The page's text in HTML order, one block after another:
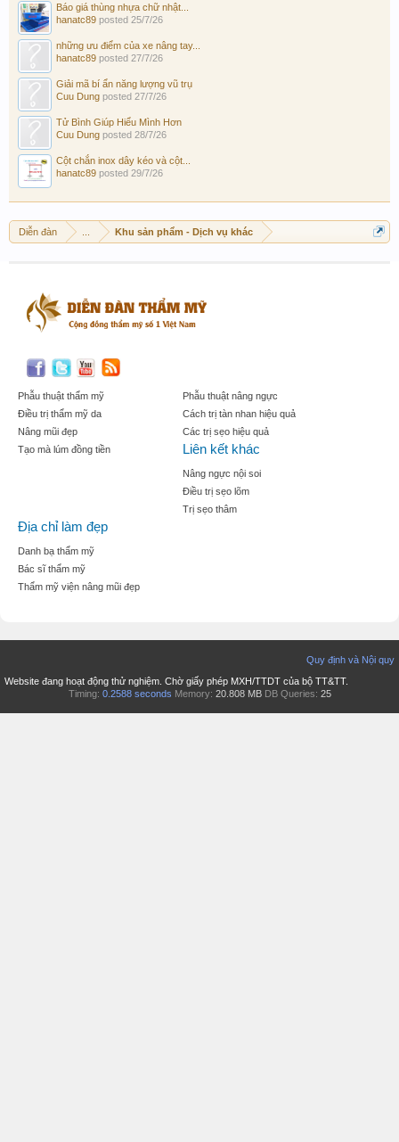
Báo giá thùng nhựa chữ nhật...
hanatc89 posted 25/7/26
những ưu điểm của xe nâng tay...
hanatc89 posted 27/7/26
Giải mã bí ẩn năng lượng vũ trụ
Cuu Dung posted 27/7/26
Tử Bình Giúp Hiểu Mình Hơn
Cuu Dung posted 28/7/26
Cột chắn inox dây kéo và cột...
hanatc89 posted 29/7/26
Diễn đàn Khu sản phẩm - Dịch vụ khác
Phẫu thuật thẩm mỹ
Điều trị thẩm mỹ da
Nâng mũi đẹp
Tạo mà lúm đồng tiền
Phẫu thuật nâng ngực
Cách trị tàn nhan hiệu quả
Các trị sẹo hiệu quả
Liên kết khác
Nâng ngực nội soi
Điều trị sẹo lõm
Trị sẹo thâm
Địa chỉ làm đẹp
Danh bạ thẩm mỹ
Bác sĩ thẩm mỹ
Thẩm mỹ viện nâng mũi đẹp
Quy định và Nội quy
Website đang hoạt động thử nghiệm. Chờ giấy phép MXH/TTDT của bộ TT&TT.
Timing: 0.2588 seconds Memory: 20.808 MB DB Queries: 25